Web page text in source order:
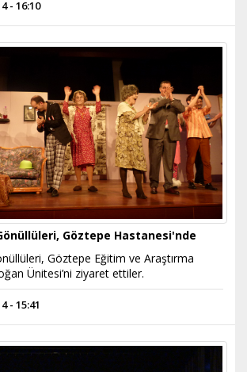
- 16:10
Göztepe Hastanesi'nde
Göztepe Eğitim ve Araştırma
Ünitesi’ni ziyaret ettiler.
- 15:41